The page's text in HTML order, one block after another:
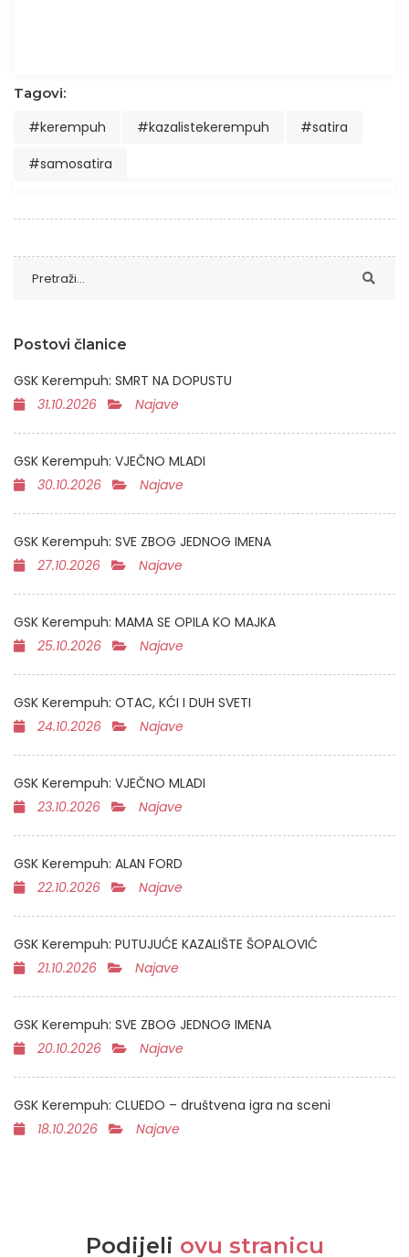
Tagovi:
#kerempuh #kazalistekerempuh
#satira
#samosatira
Postovi članice
GSK Kerempuh: SMRT NA DOPUSTU
31.10.2026
Najave
GSK Kerempuh: VJEČNO MLADI
30.10.2026
Najave
GSK Kerempuh: SVE ZBOG JEDNOG IMENA
27.10.2026
Najave
GSK Kerempuh: MAMA SE OPILA KO MAJKA
25.10.2026
Najave
GSK Kerempuh: OTAC, KĆI I DUH SVETI
24.10.2026
Najave
GSK Kerempuh: VJEČNO MLADI
23.10.2026
Najave
GSK Kerempuh: ALAN FORD
22.10.2026
Najave
GSK Kerempuh: PUTUJUĆE KAZALIŠTE ŠOPALOVIĆ
21.10.2026
Najave
GSK Kerempuh: SVE ZBOG JEDNOG IMENA
20.10.2026
Najave
GSK Kerempuh: CLUEDO – društvena igra na sceni
18.10.2026
Najave
Podijeli ovu stranicu